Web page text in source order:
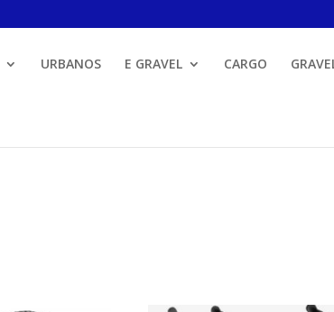
URBANOS E GRAVEL CARGO